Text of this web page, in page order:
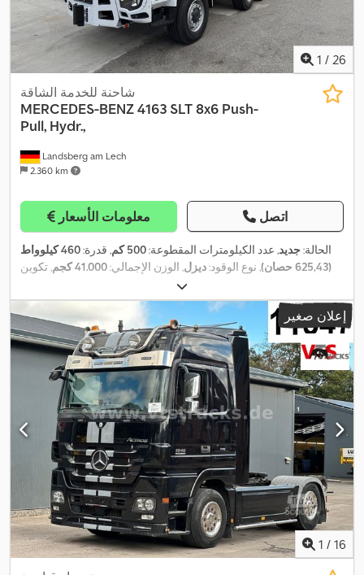
1 / 26
Landsberg am Lech
2.360 km
شاحنة للخدمة الشاقة
MERCEDES-BENZ4163 SLT 8x6 Push-
Pull, Hydr.,
معلومات الأسعار اتصل
الحالة:جديد, عدد الكيلومترات المقطوعة:500 كم , قدرة:
460 كيلوواط
(625,43 حصان)
, نوع الوقود:ديزل, الوزن الإجمالي:41.000 كجم
, تكوين
, نوع التروس:
إعلان صغير
1 / 16